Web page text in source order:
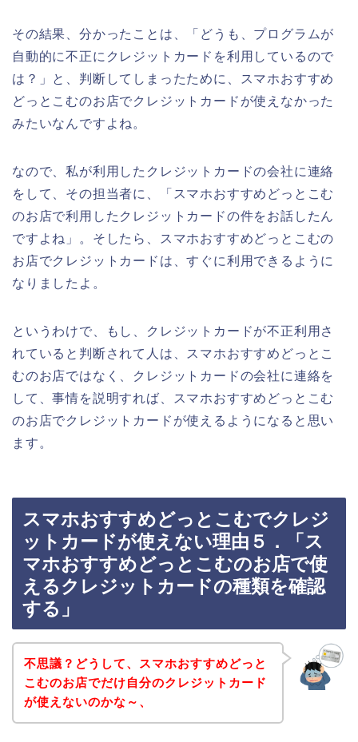
その結果、分かったことは、「どうも、プログラムが
自動的に不正にクレジットカードを利用しているので
は？」と、判断してしまったために、スマホおすすめ
どっとこむのお店でクレジットカードが使えなかった
みたいなんですよね。
なので、私が利用したクレジットカードの会社に連絡
をして、その担当者に、「スマホおすすめどっとこむ
のお店で利用したクレジットカードの件をお話したん
ですよね」。そしたら、スマホおすすめどっとこむの
お店でクレジットカードは、すぐに利用できるように
なりましたよ。
というわけで、もし、クレジットカードが不正利用さ
れていると判断されて人は、スマホおすすめどっとこ
むのお店ではなく、クレジットカードの会社に連絡を
して、事情を説明すれば、スマホおすすめどっとこむ
のお店でクレジットカードが使えるようになると思い
ます。
スマホおすすめどっとこむでクレジ
ットカードが使えない理由５．「ス
マホおすすめどっとこむのお店で使
えるクレジットカードの種類を確認
する」
不思議？どうして、スマホおすすめどっと
こむのお店でだけ自分のクレジットカード
が使えないのかな～、